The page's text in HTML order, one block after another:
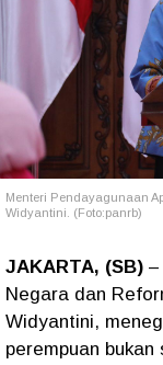
Menteri Pendayagunaan
Widyantini. (Foto:panrb)
JAKARTA, (SB) –
Negara dan
Widyantini,
perempuan